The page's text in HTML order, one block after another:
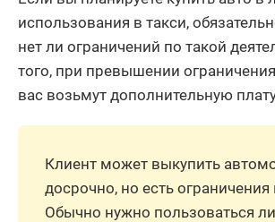
использования в такси,
нет ли ограничений по такой
того, при превышении
вас возьмут дополнительную
Клиент может выкупить
досрочно, но есть
Обычно нужно пользоваться